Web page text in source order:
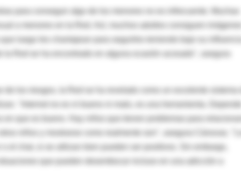
para conseguir algo de los menores no es infrecuente. Muchas
a menores en la Red. Así, muchos adultos consiguen imágenes
luego les chantajean para seguirles teniendo bajo su influencia.
Red se ha encontrado en alguna ocasión acosado", asegura
de los riesgos, la Red se ha revelado como un excelente sistema
en que es bueno. Hay niños que tienen problemas para
niños y mostrarse como realmente son", asegura Cánovas.
el chat, si se utilizan bien pueden ser positivos. Sin embargo,
que pueden desembocar incluso en una adicción a